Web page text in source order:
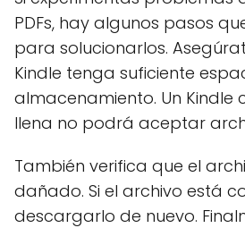
PDFs, hay algunos pasos
para solucionarlos.
Kindle tenga suficiente
almacenamiento. Un Kindle
llena no podrá aceptar
También verifica que el
dañado. Si el archivo está
descargarlo de nuevo.